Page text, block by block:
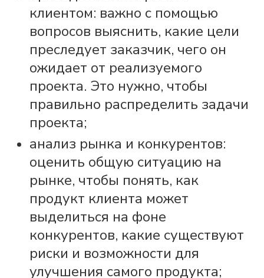
клиентом: важно с помощью
вопросов выяснить, какие цели
преследует заказчик, чего он
ожидает от реализуемого
проекта. Это нужно, чтобы
правильно распределить задачи
проекта;
анализ рынка и конкурентов:
оценить общую ситуацию на
рынке, чтобы понять, как
продукт клиента может
выделиться на фоне
конкурентов, какие существуют
риски и возможности для
улучшения самого продукта;